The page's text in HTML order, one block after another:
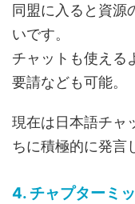
同盟に入ると資源
いです。
チャットも使える
要請なども可能。
現在は日本語チャ
ちに積極的に発言
4. チャプターミ